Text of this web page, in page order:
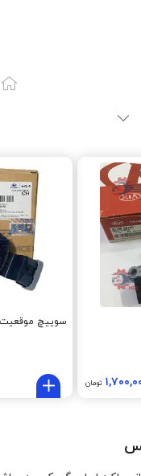
تومان
سوییچ موقعیت